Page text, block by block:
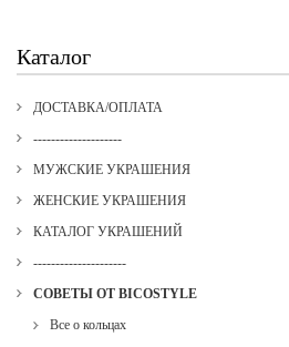
Каталог
ДОСТАВКА/ОПЛАТА
--------------------
МУЖСКИЕ УКРАШЕНИЯ
ЖЕНСКИЕ УКРАШЕНИЯ
КАТАЛОГ УКРАШЕНИЙ
---------------------
СОВЕТЫ ОТ BICOSTYLE
Все о кольцах